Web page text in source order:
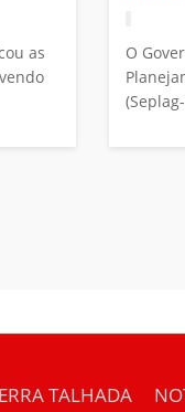
as
O
TALHADA